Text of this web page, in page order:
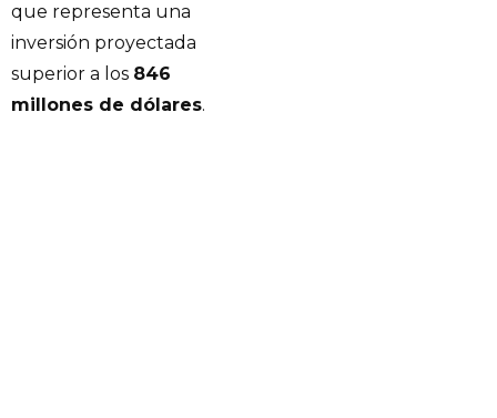
que representa una
inversión proyectada
superior a los 846
millones de dólares.